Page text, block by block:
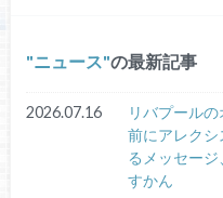
ニュース の最新記事
2026.07.16
リバプール
前にアレク
るメッセー
すかん